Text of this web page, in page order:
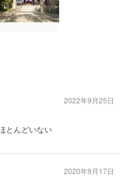
とんどいない
2022年9月25日
2020年9月17日